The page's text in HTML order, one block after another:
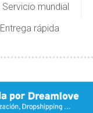
Servicio mundial
Entrega rápida